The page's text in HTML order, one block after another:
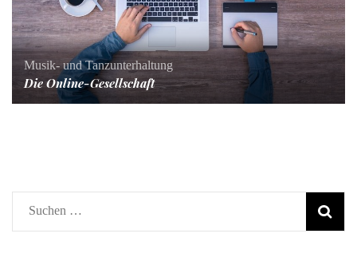
Musik- und Tanzunterhaltung
Die Online-Gesellschaft
Suche
nach: